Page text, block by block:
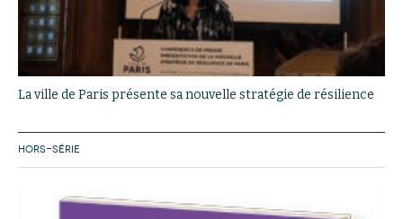
La ville de Paris présente sa nouvelle stratégie de résilience
HORS-SÉRIE